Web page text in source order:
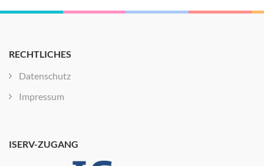
RECHTLICHES
Datenschutz
Impressum
ISERV-ZUGANG